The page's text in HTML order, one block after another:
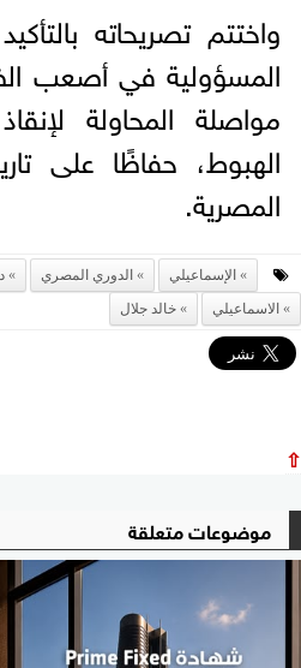
واختتم تصريحاته
المسؤولية في أصعب
مواصلة المحاولة
الهبوط، حفاظًا على
المصرية.
الإسماعيلي الدوري المصري
الاسماعيلي
خالد جلال
⇧
موضوعات متعلقة